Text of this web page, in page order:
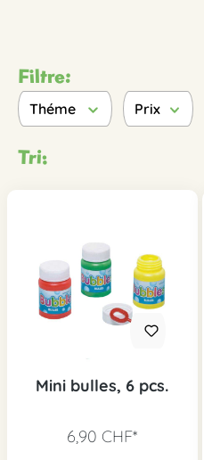
Filtre:
Théme Prix
Tri:
Mini bulles, 6 pcs.
6,90 CHF*